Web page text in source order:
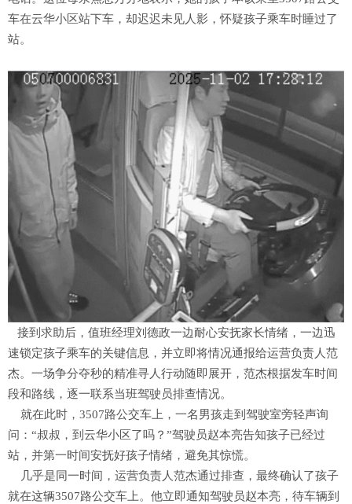
车在云华小区站下车，却迟迟未见人影，怀疑孩子乘车时睡过了
站。
接到求助后，值班经理刘德政一边耐心安抚家长情绪，一边迅
速锁定孩子乘车的关键信息，并立即将情况通报给运营负责人范
杰。一场争分夺秒的精准寻人行动随即展开，范杰根据发车时间
段和路线，逐一联系当班驾驶员排查情况。
就在此时，3507路公交车上，一名男孩走到驾驶室旁轻声询
问：“叔叔，到云华小区了吗？”驾驶员赵本亮告知孩子已经过
站，并第一时间安抚好孩子情绪，避免其惊慌。
几乎是同一时间，运营负责人范杰通过排查，最终确认了孩子
就在这辆3507路公交车上。他立即通知驾驶员赵本亮，待车辆到